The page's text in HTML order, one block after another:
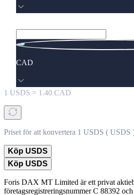
CAD
1 USDS = 1.40 CAD
Priset för att konvertera 1 USDS (
Köp USDS
Köp USDS
Foris DAX MT Limited är ett privat
företagsregistreringsnummer C 88392